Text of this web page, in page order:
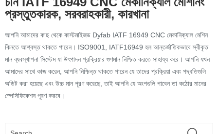
প্রস্তুতকারক, সরবরাহকারী, কারখানা
আপনি আমাদের কাছ থেকে কাস্টমাইজড Dyfab IATF 16949 CNC মেকানিক্যাল মেশিন
কিনতে আশ্বস্ত থাকতে পারেন। ISO9001, IATF16949 হল আন্তর্জাতিকভাবে স্বীকৃত
মান ব্যবস্থাপনা সিস্টেম যা উৎপাদন প্রক্রিয়ার গুণমান নিশ্চিত করতে সাহায্য করে। আপনি যখন
আমাদের সাথে কাজ করেন, আপনি নিশ্চিন্ত থাকতে পারেন যে তাদের প্রক্রিয়া এবং পদ্ধতিগুলি
অডিট করা হয়েছে এবং উচ্চ মান পূরণ করেছে, তাই আপনি যে অংশগুলি পাবেন তা কঠোর মানের
স্পেসিফিকেশন পূরণ করবে।